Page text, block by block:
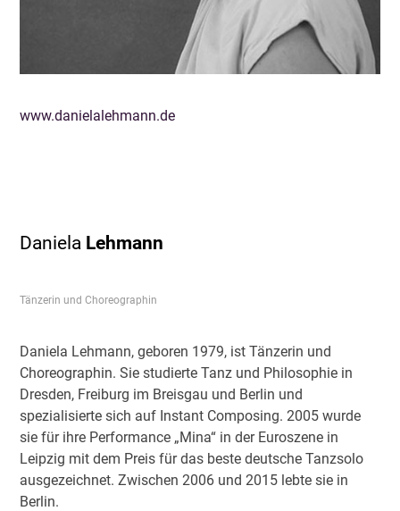
www.danielalehmann.de
Daniela Lehmann
Tänzerin und Choreographin
Daniela Lehmann, geboren 1979, ist Tänzerin und
Choreographin. Sie studierte Tanz und Philosophie in
Dresden, Freiburg im Breisgau und Berlin und
spezialisierte sich auf Instant Composing. 2005 wurde
sie für ihre Performance „Mina“ in der Euroszene in
Leipzig mit dem Preis für das beste deutsche Tanzsolo
ausgezeichnet. Zwischen 2006 und 2015 lebte sie in
Berlin.